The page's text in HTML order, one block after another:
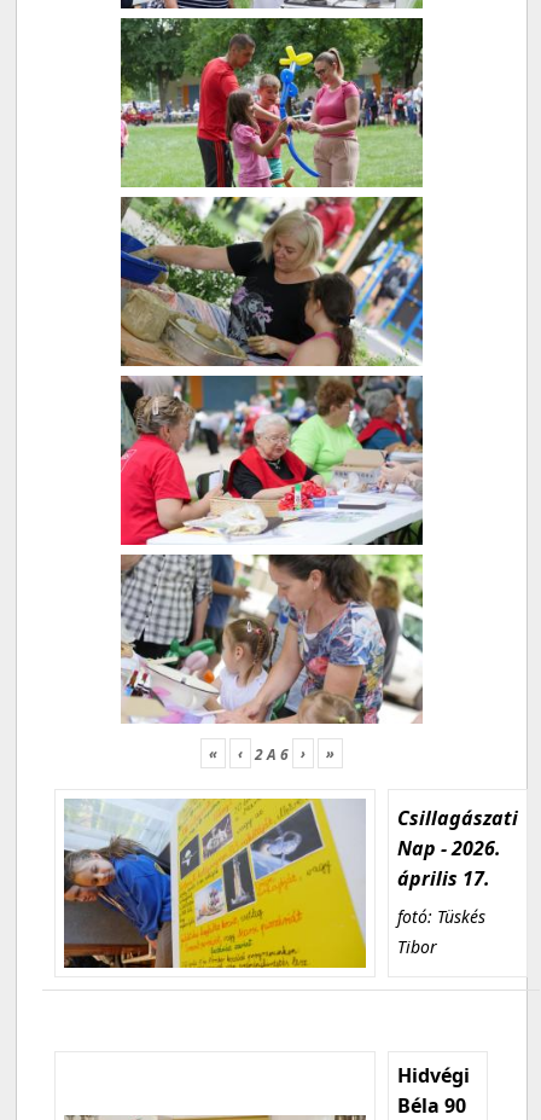
« ‹ 2A 6 › »
Csillagászati
Nap - 2026.
április 17.
fotó: Tüskés
Tibor
Hidvégi
Béla 90